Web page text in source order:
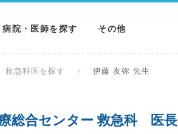
病院・医師を探す その他
救急科医を探す 伊藤 友弥 先生
総合センター 救急科 医長